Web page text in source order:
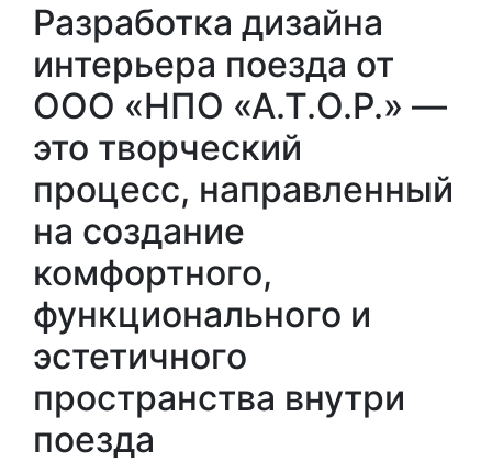
Разработка дизайна
интерьера поезда от
ООО «НПО «А.Т.О.Р.» —
это творческий
процесс, направленный
на создание
комфортного,
функционального и
эстетичного
пространства внутри
поезда